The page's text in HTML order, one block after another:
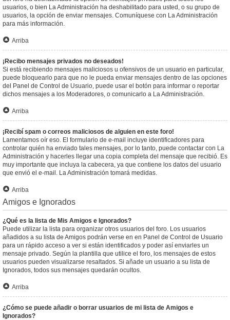
usuarios, o bien La Administración ha deshabilitado para usted, o su grupo de
usuarios, la opción de enviar mensajes. Comuníquese con La Administración
para más información.
Arriba
¡Recibo mensajes privados no deseados!
Si está recibiendo mensajes maliciosos u ofensivos de un usuario en particular,
puede bloquearlo para que no le pueda enviar mensajes dentro de las opciones
del Panel de Control de Usuario, puede usar el botón para informar o reportar
dichos mensajes a los Moderadores, o comunicarlo a La Administración.
Arriba
¡Recibí spam o correos maliciosos de alguien en este foro!
Lamentamos oír eso. El formulario de e-mail incluye identificadores para
controlar quién ha enviado tales mensajes, por lo tanto, puede contactar con La
Administración y hacerles llegar una copia completa del mensaje que recibió. Es
muy importante que incluya la cabecera, ya que contiene los datos del usuario
que envió el e-mail. La Administración tomará medidas.
Arriba
Amigos e Ignorados
¿Qué es la lista de Mis Amigos e Ignorados?
Puede utilizar la lista para organizar otros usuarios del foro. Los usuarios
añadidos a su lista de Amigos podrán verse en en Panel de Control de Usuario
para un rápido acceso a ver si están identificados y poder así enviarles un
mensaje privado. Según la plantilla que utilice el foro, los mensajes de estos
usuarios pueden visualizarse resaltados. Si añade un usuario a su lista de
Ignorados, todos sus mensajes quedarán ocultos.
Arriba
¿Cómo se puede añadir o borrar usuarios de mi lista de Amigos e
Ignorados?